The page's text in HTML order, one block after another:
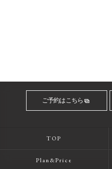
ご予約はこちら
TOP
Plan&Price